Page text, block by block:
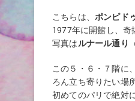
こちらは、 ポンピド
1977年に開館し、奇
写真はルナール通り
この５・６・７階に、
ろん立ち寄りたい場
初めてのパリで絶対